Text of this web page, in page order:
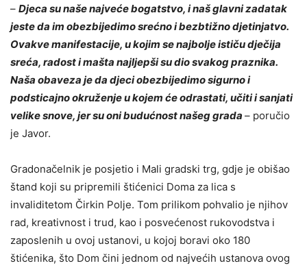
– Djeca su naše najveće bogatstvo, i naš glavni zadatak
jeste da im obezbijedimo srećno i bezbtižno djetinjatvo.
Ovakve manifestacije, u kojim se najbolje ističu dječija
sreća, radost i mašta najljepši su dio svakog praznika.
Naša obaveza je da djeci obezbijedimo sigurno i
podsticajno okruženje u kojem će odrastati, učiti i sanjati
velike snove, jer su oni budućnost našeg grada – poručio
je Javor.
Gradonačelnik je posjetio i Mali gradski trg, gdje je obišao
štand koji su pripremili štićenici Doma za lica s
invaliditetom Čirkin Polje. Tom prilikom pohvalio je njihov
rad, kreativnost i trud, kao i posvećenost rukovodstva i
zaposlenih u ovoj ustanovi, u kojoj boravi oko 180
štićenika, što Dom čini jednom od najvećih ustanova ovog